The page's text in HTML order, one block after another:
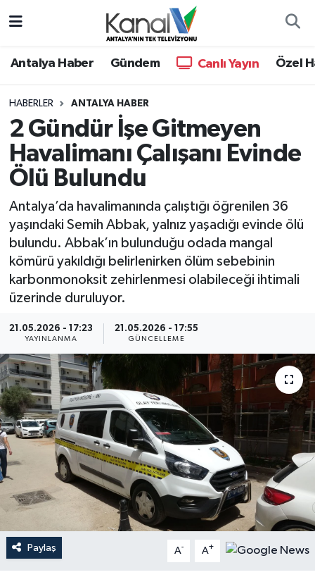
Antalya Haber Gündem Canlı Yayın Özel
HABERLER ANTALYA HABER
2 Gündür İşe Gitmeyen
Havalimanı Çalışanı Evinde
Ölü Bulundu
Antalya’da havalimanında çalıştığı öğrenilen 36
yaşındaki Semih Abbak, yalnız yaşadığı evinde ölü
bulundu. Abbak’ın bulunduğu odada mangal
kömürü yakıldığı belirlenirken ölüm sebebinin
karbonmonoksit zehirlenmesi olabileceği ihtimali
üzerinde duruluyor.
21.05.2026 - 17:23
YAYINLANMA
21.05.2026 - 17:55
GÜNCELLEME
Paylaş A- A+
Antalya Haber
Dünya
Eğitim
Gündem
Günün Manşetleri
Haber Kuşakları
Haberler
KANALV Spor
Kültür Sanat
Magazin
Öğle Bülteni
Siyaset
Hava Durumu
Trafik Durumu
Süper Lig Puan Durumu ve Fikstür
Son Dakika Haberleri
Haber Arşivi